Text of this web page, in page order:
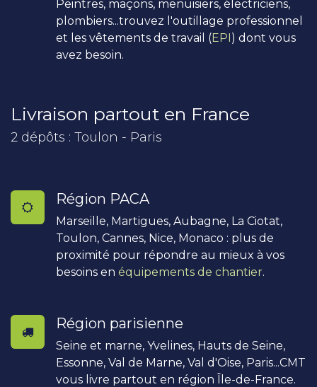
Peintres, maçons, menuisiers, électriciens,
plombiers...trouvez l'outillage professionnel
et les vêtements de travail (EPI) dont vous
avez besoin.
Livraison partout en France
2 dépôts : Toulon - Paris
Région PACA
Marseille, Martigues, Aubagne, La Ciotat,
Toulon, Cannes, Nice, Monaco : plus de
proximité pour répondre au mieux à vos
besoins en équipements de chantier.
Région parisienne
Seine et marne, Yvelines, Hauts de Seine,
Essonne, Val de Marne, Val d'Oise, Paris...CMT
vous livre partout en région Île-de-France.